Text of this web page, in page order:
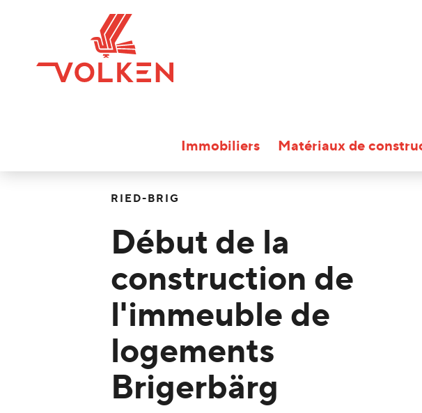
Immobiliers Matériaux de
RIED-BRIG
Début de la
construction de
l'immeuble de
logements
Brigerbärg